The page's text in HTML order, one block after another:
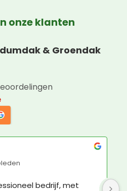
onze klanten
& Groendak
ruim voldoende